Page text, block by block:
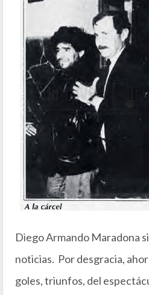
Diego Armando Maradona
noticias. Por desgracia,
goles, triunfos, del